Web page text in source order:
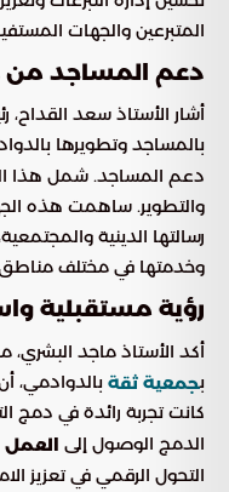
المتبرعين والجهات
دعم المساجد من
أشار الأستاذ سعد
بالمساجد وتطويرها
دعم المساجد. شمل هذا
والتطوير. ساهمت هذه
رسالتها الدينية
وخدمتها في مختلف مناطق
رؤية مستقبلية
أكد الأستاذ ماجد
بجمعية ثقة بالدوادمي،
كانت تجربة رائدة في دمج
الدمج الوصول إلى العمل
التحول الرقمي في تعزيز